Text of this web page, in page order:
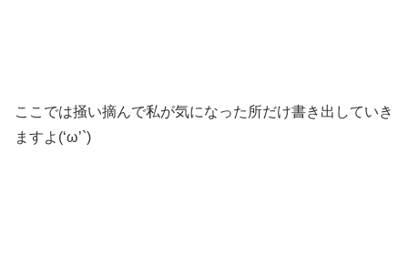
ここでは掻い摘んで私が気になった所だけ書き出していき
ますよ(‘ω’`)